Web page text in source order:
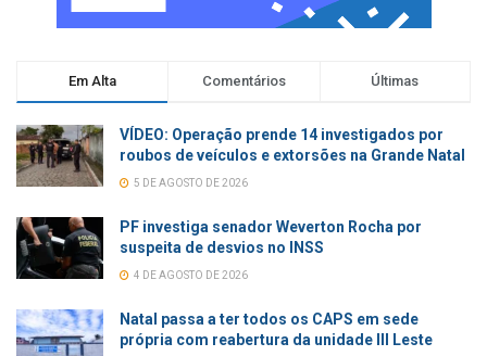
Em Alta Comentários Últimas
VÍDEO: Operação prende 14 investigados por
roubos de veículos e extorsões na Grande Natal
5 DE AGOSTO DE 2026
PF investiga senador Weverton Rocha por
suspeita de desvios no INSS
4 DE AGOSTO DE 2026
Natal passa a ter todos os CAPS em sede
própria com reabertura da unidade III Leste